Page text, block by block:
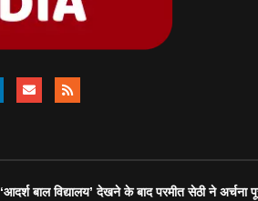
‘आदर्श बाल विद्यालय’ देखने के बाद परमीत सेठी ने अर्चना